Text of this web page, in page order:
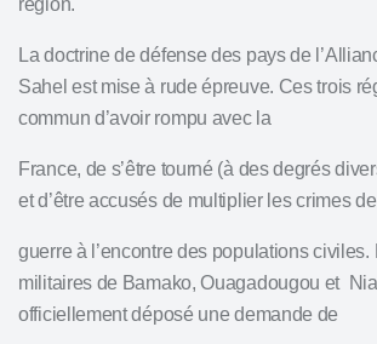
région.
La doctrine de défense des pays de
Sahel est mise à rude épreuve. Ces trois
commun d’avoir rompu avec la
France, de s’être tourné (à des degrés
et d’être accusés de multiplier les crimes de
guerre à l’encontre des populations
militaires de Bamako, Ouagadougou et
officiellement déposé une demande de